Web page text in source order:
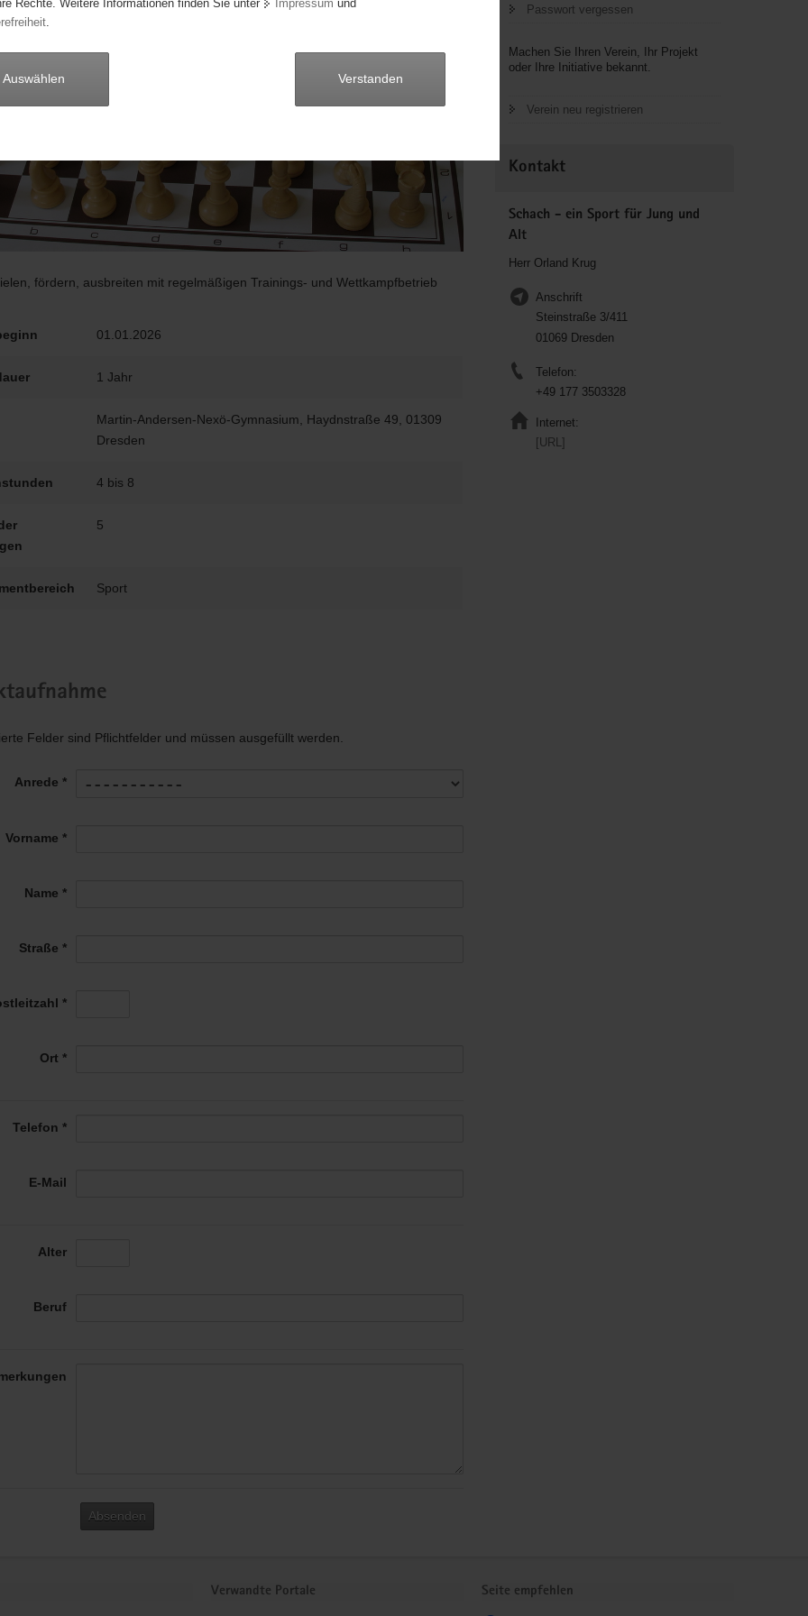
fördern, ausbreiten mit regelmäßigen Trainings- und Wettkampfbetrieb
01.01.2026
1 Jahr
Martin-Andersen-Nexö-Gymnasium, Haydnstraße 49, 01309
Dresden
4 bis 8
5
Sport
Felder sind Pflichtfelder und müssen ausgefüllt werden.
Anrede *
Vorname *
Name *
Straße *
*
Ort *
Telefon *
E-Mail
Alter
Beruf
Absenden
Passwort vergessen
Machen Sie Ihren Verein, Ihr Projekt
oder Ihre Initiative bekannt.
Verein neu registrieren
Kontakt
Schach - ein Sport für Jung und
Alt
Herr Orland Krug
Anschrift
Steinstraße 3/411
01069 Dresden
Telefon:
+49 177 3503328
Internet:
[URL]
Rechte. Weitere Informationen finden Sie unter
Impressum und
Auswählen Verstanden
Verwandte Portale Seite empfehlen